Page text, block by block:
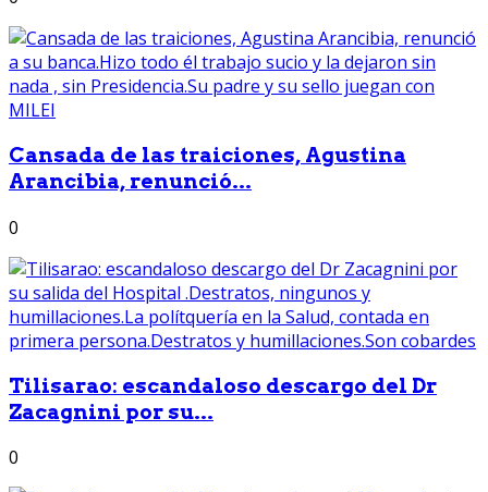
Cansada de las traiciones, Agustina
Arancibia, renunció...
0
Tilisarao: escandaloso descargo del Dr
Zacagnini por su...
0